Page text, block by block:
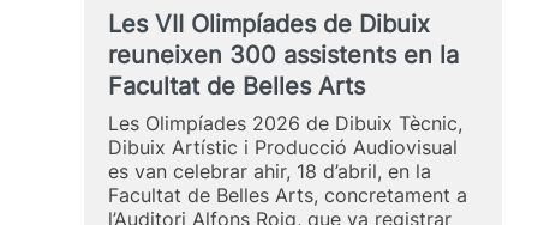
Les VII Olimpíades de Dibuix
reuneixen 300 assistents en la
Facultat de Belles Arts
Les Olimpíades 2026 de Dibuix Tècnic,
Dibuix Artístic i Producció Audiovisual
es van celebrar ahir, 18 d’abril, en la
Facultat de Belles Arts, concretament a
l’Auditori Alfons Roig, que va registrar